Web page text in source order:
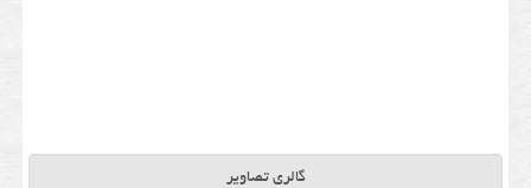
گالری تصاویر